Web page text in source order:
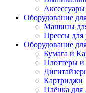
Оборудование
Машины
Прессы для
Оборудование
Бумага и
Плоттеры
Картриджи
Плёнка